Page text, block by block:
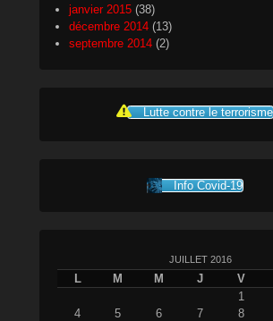
janvier 2015 (38)
décembre 2014 (13)
septembre 2014 (2)
Lutte contre le terrorisme
Info Covid-19
JUILLET 2016
L M M J V
1
4
5 6 7 8